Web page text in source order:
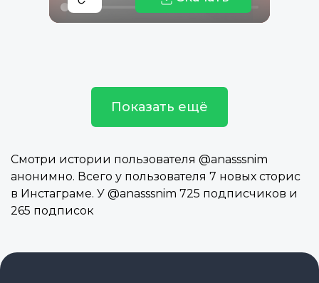
Показать ещё
Смотри истории пользователя @anasssnim
анонимно. Всего у пользователя 7 новых сторис
в Инстаграме. У @anasssnim 725 подписчиков и
265 подписок